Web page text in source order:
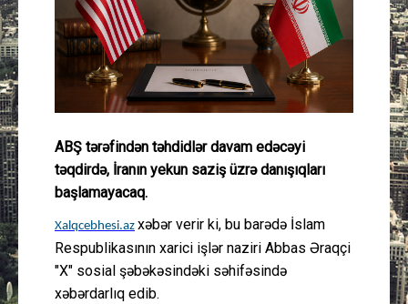
Müsahibə
İdman
Layihə
Gündəm
Peşə etikası
ABŞ tərəfindən təhdidlər davam edəcəyi
təqdirdə, İranın yekun saziş üzrə danışıqları
başlamayacaq.
Xalqcebhesi.az xəbər verir ki, bu barədə İslam
Respublikasının xarici işlər naziri Abbas Əraqçi
"X" sosial şəbəkəsindəki səhifəsində
xəbərdarlıq edib.